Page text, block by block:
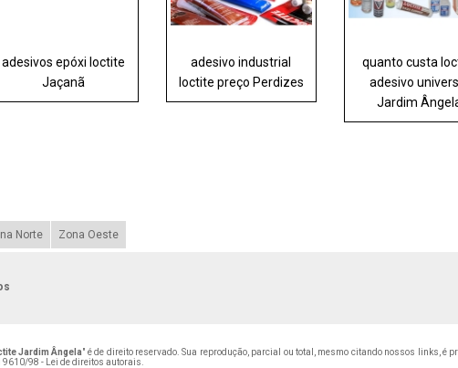
adesivos epóxi loctite
Jaçanã
adesivo industrial
loctite preço Perdizes
quanto custa
adesivo
Jardim
Norte Zona Oeste
Jardim Ângela" é de direito reservado. Sua reprodução, parcial ou total, mesmo citando nossos links, é
9610/98 - Lei de direitos autorais